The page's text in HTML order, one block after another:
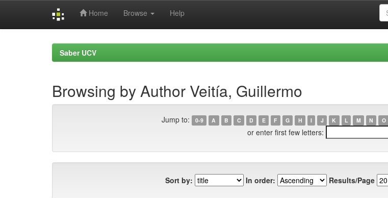
Home Browse Help
Saber UCV
Browsing by Author Veitía, Guillermo
Jump to: 0-9 A B C D E F G H I J K L M N O
or enter first few letters:
Sort by: In order: Results/Page